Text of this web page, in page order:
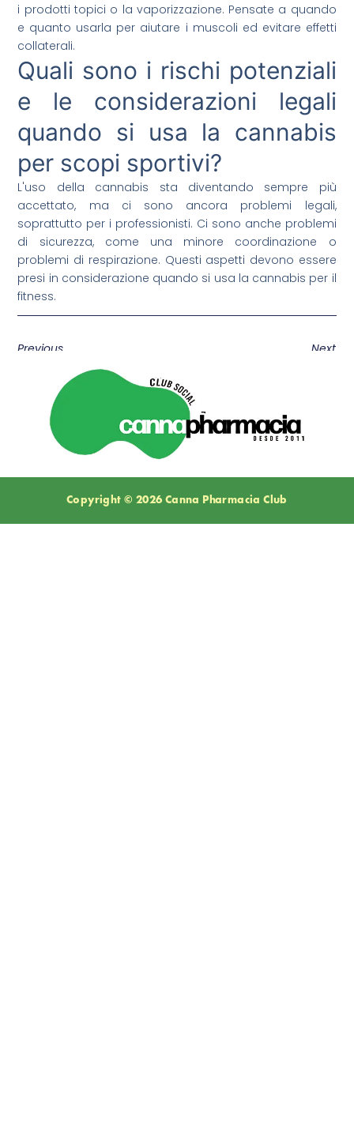
i prodotti topici o la vaporizzazione. Pensate a quando
e quanto usarla per aiutare i muscoli ed evitare effetti
collaterali.
Quali sono i rischi potenziali
e le considerazioni legali
quando si usa la cannabis
per scopi sportivi?
L'uso della cannabis sta diventando sempre più
accettato, ma ci sono ancora problemi legali,
soprattutto per i professionisti. Ci sono anche problemi
di sicurezza, come una minore coordinazione o
problemi di respirazione. Questi aspetti devono essere
presi in considerazione quando si usa la cannabis per il
fitness.
Previous Next
Copyright © 2026 Canna Pharmacia Club